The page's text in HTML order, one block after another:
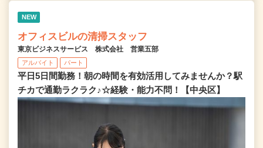
NEW
オフィスビルの清掃スタッフ
東京ビジネスサービス 株式会社 営業五部
アルバイト パート
平日5日間勤務！朝の時間を有効活用してみませんか？駅
チカで通勤ラクラク♪☆経験・能力不問！【中央区】